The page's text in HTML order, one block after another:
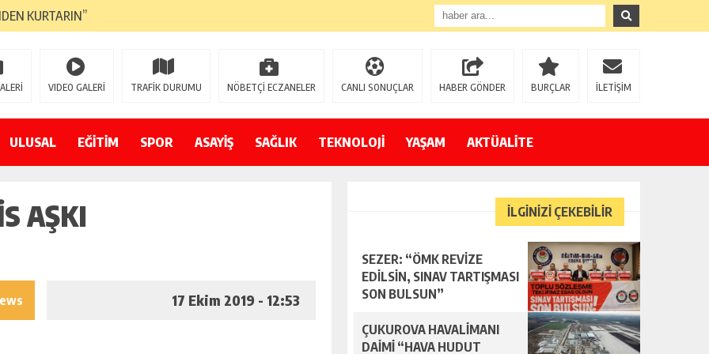
KURTARIN”
YENİ GÖZDESİ OLACAK”
KAMUOYUNA AÇIKLAYIN”
DURMAYA DAVET EDİYORUZ”
VIDEO GALERİ TRAFİK DURUMU NÖBETÇİ ECZANELER CANLI SONUÇLAR HABER GÖNDER BURÇLAR İLETİŞİM
ULUSAL EĞİTİM SPOR ASAYİŞ SAĞLIK TEKNOLOJİ YAŞAM AKTÜALİTE
AŞKI
17 Ekim 2019 - 12:53
İLGİNİZİ ÇEKEBİLİR
SEZER: “ÖMK REVİZE
EDİLSİN, SINAV TARTIŞMASI
SON BULSUN”
ÇUKUROVA HAVALİMANI
DAİMİ “HAVA HUDUT